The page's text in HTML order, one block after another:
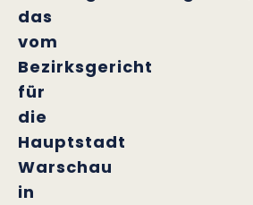
das
vom
Bezirksgericht
für
die
Hauptstadt
Warschau
in